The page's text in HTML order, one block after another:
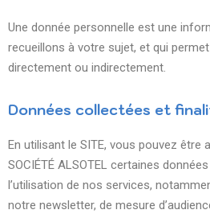
Une donnée personnelle est une
recueillons à votre sujet, et qui
directement ou indirectement.
Données collectées et
En utilisant le SITE, vous pouvez être
SOCIÉTÉ ALSOTEL certaines
l’utilisation de nos services,
notre newsletter, de mesure